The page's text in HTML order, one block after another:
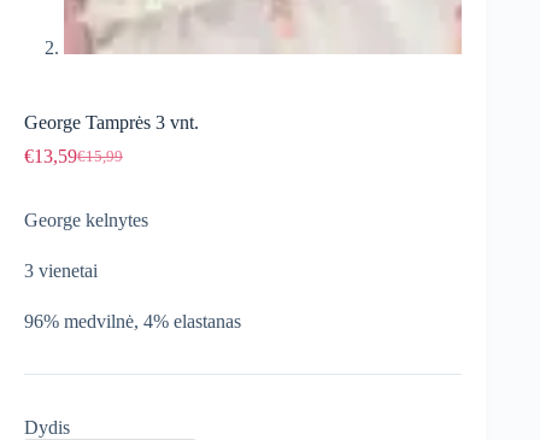
George Tamprės 3 vnt.
€15,99
Original
was:
€15,99.
€13,59Current
is:
€13,59.
George kelnytes
3 vienetai
96% medvilnė, 4% elastanas
Dydis